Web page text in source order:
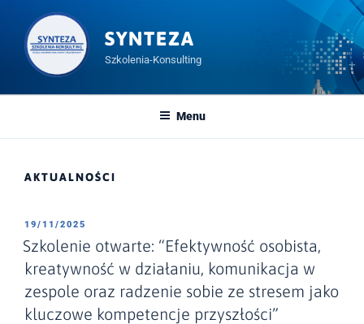
Przeskocz
treści
SYNTEZA
Szkolenia-Konsulting
Menu
AKTUALNOŚCI
OPUBLIKOWANE
W
19/11/2025
Szkolenie otwarte: “Efektywność osobista,
kreatywność w działaniu, komunikacja w
zespole oraz radzenie sobie ze stresem jako
kluczowe kompetencje przyszłości”